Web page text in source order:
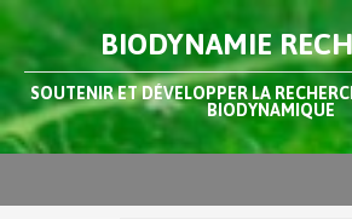
BIODYNAMIE
SOUTENIR ET DÉVELOPPER LA
BIODYNAMIQUE